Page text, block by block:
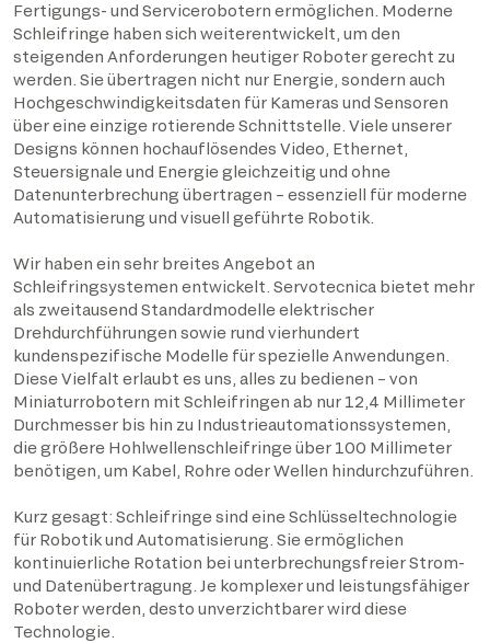
Fertigungs- und Servicerobotern ermöglichen. Moderne
Schleifringe haben sich weiterentwickelt, um den
steigenden Anforderungen heutiger Roboter gerecht zu
werden. Sie übertragen nicht nur Energie, sondern auch
Hochgeschwindigkeitsdaten für Kameras und Sensoren
über eine einzige rotierende Schnittstelle. Viele unserer
Designs können hochauflösendes Video, Ethernet,
Steuersignale und Energie gleichzeitig und ohne
Datenunterbrechung übertragen – essenziell für moderne
Automatisierung und visuell geführte Robotik.
Wir haben ein sehr breites Angebot an
Schleifringsystemen entwickelt. Servotecnica bietet mehr
als zweitausend Standardmodelle elektrischer
Drehdurchführungen sowie rund vierhundert
kundenspezifische Modelle für spezielle Anwendungen.
Diese Vielfalt erlaubt es uns, alles zu bedienen – von
Miniaturrobotern mit Schleifringen ab nur 12,4 Millimeter
Durchmesser bis hin zu Industrieautomationssystemen,
die größere Hohlwellenschleifringe über 100 Millimeter
benötigen, um Kabel, Rohre oder Wellen hindurchzuführen.
Kurz gesagt: Schleifringe sind eine Schlüsseltechnologie
für Robotik und Automatisierung. Sie ermöglichen
kontinuierliche Rotation bei unterbrechungsfreier Strom-
und Datenübertragung. Je komplexer und leistungsfähiger
Roboter werden, desto unverzichtbarer wird diese
Technologie.